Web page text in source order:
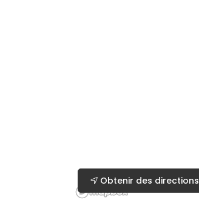
Obtenir des directions